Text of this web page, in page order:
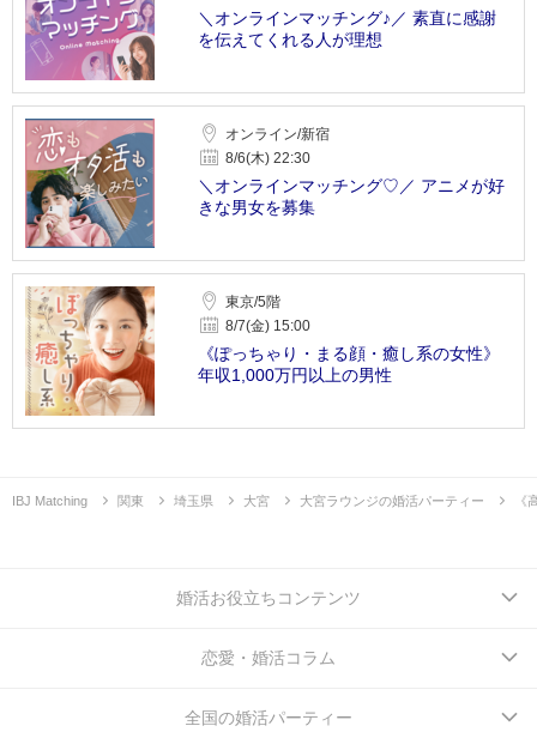
＼オンラインマッチング♪／ 素直に感謝
を伝えてくれる人が理想
オンライン/新宿
8/6(木) 22:30
＼オンラインマッチング♡／ アニメが好
きな男女を募集
東京/5階
8/7(金) 15:00
《ぽっちゃり・まる顔・癒し系の女性》
年収1,000万円以上の男性
IBJ Matching 関東 埼玉県 大宮 大宮ラウンジの婚活パーティー 《
婚活お役立ちコンテンツ
恋愛・婚活コラム
全国の婚活パーティー